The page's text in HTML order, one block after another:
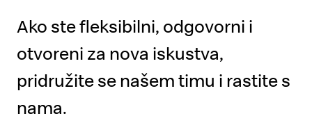
Ako ste fleksibilni, odgovorni i
otvoreni za nova iskustva,
pridružite se našem timu i rastite s
nama.